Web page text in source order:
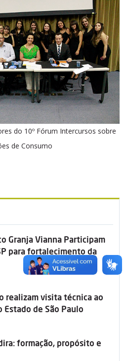
do 10º Fórum Intercursos sobre
de Consumo
Granja Vianna Participam
para fortalecimento da
realizam visita técnica ao
Estado de São Paulo
formação, propósito e